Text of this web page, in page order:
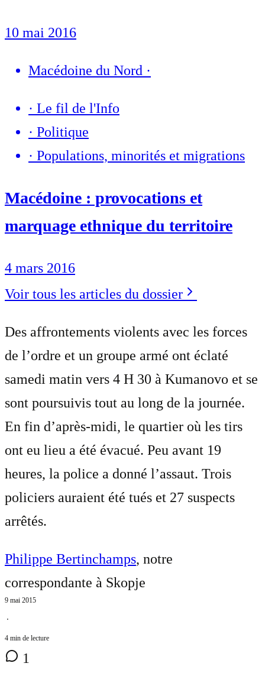
10 mai 2016
Macédoine du Nord ·
· Le fil de l'Info
· Politique
· Populations, minorités et migrations
Macédoine : provocations et
marquage ethnique du territoire
4 mars 2016
Voir tous les articles du dossier
Des affrontements violents avec les forces
de l’ordre et un groupe armé ont éclaté
samedi matin vers 4 H 30 à Kumanovo et se
sont poursuivis tout au long de la journée.
En fin d’après-midi, le quartier où les tirs
ont eu lieu a été évacué. Peu avant 19
heures, la police a donné l’assaut. Trois
policiers auraient été tués et 27 suspects
arrêtés.
Philippe Bertinchamps, notre
correspondante à Skopje
9 mai 2015
⋅
4 min de lecture
1